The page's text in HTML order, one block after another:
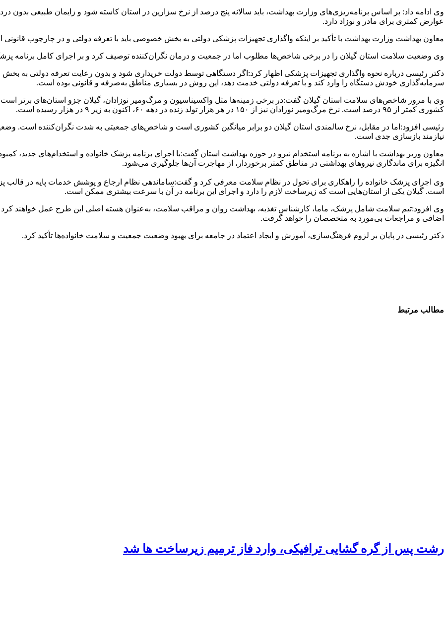
وی ادامه داد: بر اساس برنامه‌ریزی‌های وزارت بهداشت، باید سالانه پنج درصد از نرخ سزارین در استان کاسته شود و زایمان طبیعی بدون
عوارض کمتری برای مادر و نوزاد دارد.
معاون بهداشت وزارت بهداشت با تأکید بر اینکه واگذاری تجهیزات پزشکی دولتی به بخش خصوصی باید با تعرفه دولتی و در چارچوب
وی وضعیت سلامت استان گیلان را در برخی شاخص‌ها مطلوب اما در جمعیت و درمان نگران‌کننده توصیف کرد و بر اجرای کامل برنامه پزشک
دکتر رئیسی درباره نحوه واگذاری تجهیزات پزشکی اظهار کرد:اگر دستگاهی توسط دولت خریداری شود و بدون رعایت تعرفه دولتی به
سرمایه‌گذاری خودش دستگاه را وارد کند و با تعرفه دولتی خدمت دهد، این روش در بسیاری مناطق به‌صرفه و قانونی بوده است.
کشوری کمتر از ۹۵ درصد است. نرخ مرگ‌ومیر نوزادان نیز از ۱۵۰ در هر هزار تولد زنده در دهه ۶۰، اکنون به زیر ۹ در هزار رسیده است.
رئیسی افزود:اما در مقابل، نرخ سالمندی استان گیلان دو برابر میانگین کشوری است و شاخص‌های جمعیتی به شدت نگران‌کننده
نیازمند بازسازی جدی است.
معاون وزیر بهداشت با اشاره به برنامه استخدام نیرو در حوزه بهداشت استان گفت:با اجرای برنامه پزشک خانواده و استخدام‌های جدید،
انگیزه برای ماندگاری نیروهای بهداشتی در مناطق کمتر برخوردار، از مهاجرت آن‌ها جلوگیری می‌شود.
وی اجرای پزشک خانواده را راهکاری برای تحول در نظام سلامت معرفی کرد و گفت:ساماندهی نظام ارجاع و پوشش خدمات پایه در قالب
است. گیلان یکی از استان‌هایی است که زیرساخت لازم را دارد و اجرای این برنامه در آن با سرعت بیشتری ممکن است.
وی افزود:تیم سلامت شامل پزشک، ماما، کارشناس تغذیه، بهداشت روان و مراقب سلامت، به‌عنوان هسته اصلی این طرح عمل خواهند کرد
اضافی و مراجعات بی‌مورد به متخصصان را خواهد گرفت.
دکتر رئیسی در پایان بر لزوم فرهنگ‌سازی، آموزش و ایجاد اعتماد در جامعه برای بهبود وضعیت جمعیت و سلامت خانواده‌ها تأکید کرد.
مطالب مرتبط
رشت پس از گره گشایی ترافیکی، وارد فاز ترمیم زیرساخت ها شد